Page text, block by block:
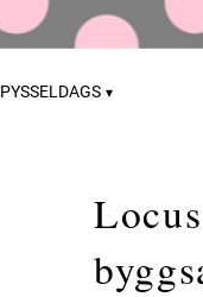
PYSSELDAGS